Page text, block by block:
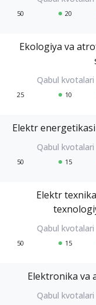
50 20
Ekologiya va
25 10
Elektr
50 15
Elektr
50 15
Elektronika va